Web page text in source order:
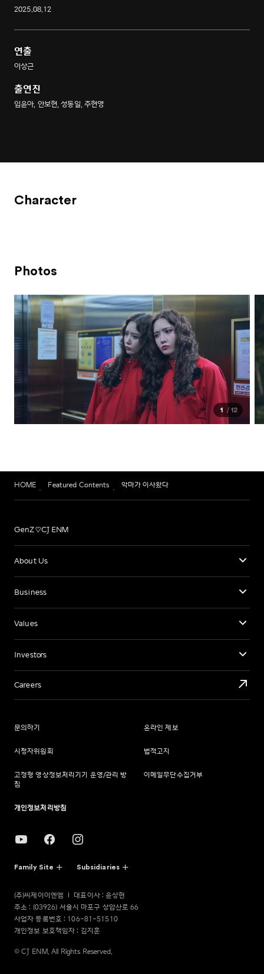
2025.08.12
연출
이상근
출연진
임윤아, 안보현, 성동일, 주현영
Character
Photos
1 12
HOME Featured Contents 악마가 이사왔다
GenZ♡CJ ENM
About Us
Business
Values
Investors
Careers
문의하기 온라인 제보
시청자위원회 법적고지
고정형 영상정보처리기기 운영/관리 방
침
이메일무단수집거부
개인정보처리방침
Family Site Subsidiaries
(주)씨제이이엔엠
대표이사 : 윤상현
주소 : (03926) 서울시 마포구 상암산로 66
사업자 등록번호 : 106-81-51510
개인정보 보호책임자 : 김지훈
© CJ ENM. All Rights Reserved.